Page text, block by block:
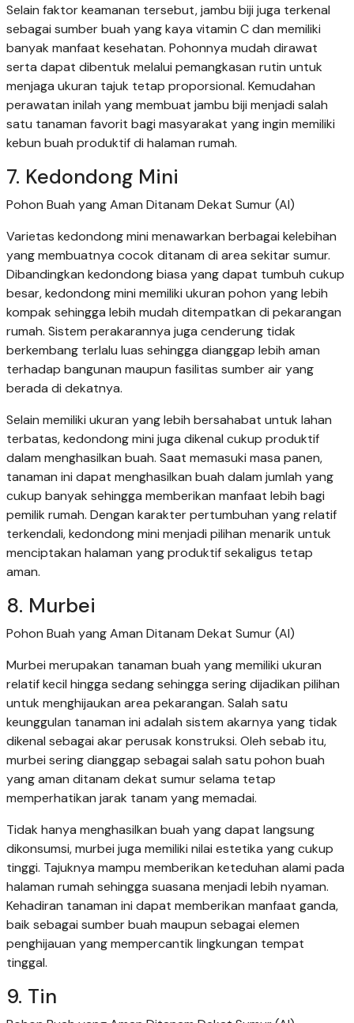
Selain faktor keamanan tersebut, jambu biji juga terkenal
sebagai sumber buah yang kaya vitamin C dan memiliki
banyak manfaat kesehatan. Pohonnya mudah dirawat
serta dapat dibentuk melalui pemangkasan rutin untuk
menjaga ukuran tajuk tetap proporsional. Kemudahan
perawatan inilah yang membuat jambu biji menjadi salah
satu tanaman favorit bagi masyarakat yang ingin memiliki
kebun buah produktif di halaman rumah.
7. Kedondong Mini
Pohon Buah yang Aman Ditanam Dekat Sumur (AI)
Varietas kedondong mini menawarkan berbagai kelebihan
yang membuatnya cocok ditanam di area sekitar sumur.
Dibandingkan kedondong biasa yang dapat tumbuh cukup
besar, kedondong mini memiliki ukuran pohon yang lebih
kompak sehingga lebih mudah ditempatkan di pekarangan
rumah. Sistem perakarannya juga cenderung tidak
berkembang terlalu luas sehingga dianggap lebih aman
terhadap bangunan maupun fasilitas sumber air yang
berada di dekatnya.
Selain memiliki ukuran yang lebih bersahabat untuk lahan
terbatas, kedondong mini juga dikenal cukup produktif
dalam menghasilkan buah. Saat memasuki masa panen,
tanaman ini dapat menghasilkan buah dalam jumlah yang
cukup banyak sehingga memberikan manfaat lebih bagi
pemilik rumah. Dengan karakter pertumbuhan yang relatif
terkendali, kedondong mini menjadi pilihan menarik untuk
menciptakan halaman yang produktif sekaligus tetap
aman.
8. Murbei
Pohon Buah yang Aman Ditanam Dekat Sumur (AI)
Murbei merupakan tanaman buah yang memiliki ukuran
relatif kecil hingga sedang sehingga sering dijadikan pilihan
untuk menghijaukan area pekarangan. Salah satu
keunggulan tanaman ini adalah sistem akarnya yang tidak
dikenal sebagai akar perusak konstruksi. Oleh sebab itu,
murbei sering dianggap sebagai salah satu pohon buah
yang aman ditanam dekat sumur selama tetap
memperhatikan jarak tanam yang memadai.
Tidak hanya menghasilkan buah yang dapat langsung
dikonsumsi, murbei juga memiliki nilai estetika yang cukup
tinggi. Tajuknya mampu memberikan keteduhan alami pada
halaman rumah sehingga suasana menjadi lebih nyaman.
Kehadiran tanaman ini dapat memberikan manfaat ganda,
baik sebagai sumber buah maupun sebagai elemen
penghijauan yang mempercantik lingkungan tempat
tinggal.
9. Tin